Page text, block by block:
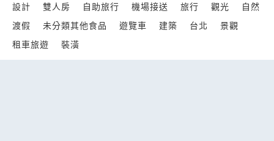
設計
雙人房 自助旅行 機場接送 旅行 觀光
自然
渡假
未分類其他食品 遊覽車 建築 台北
景觀
租車旅遊
裝潢